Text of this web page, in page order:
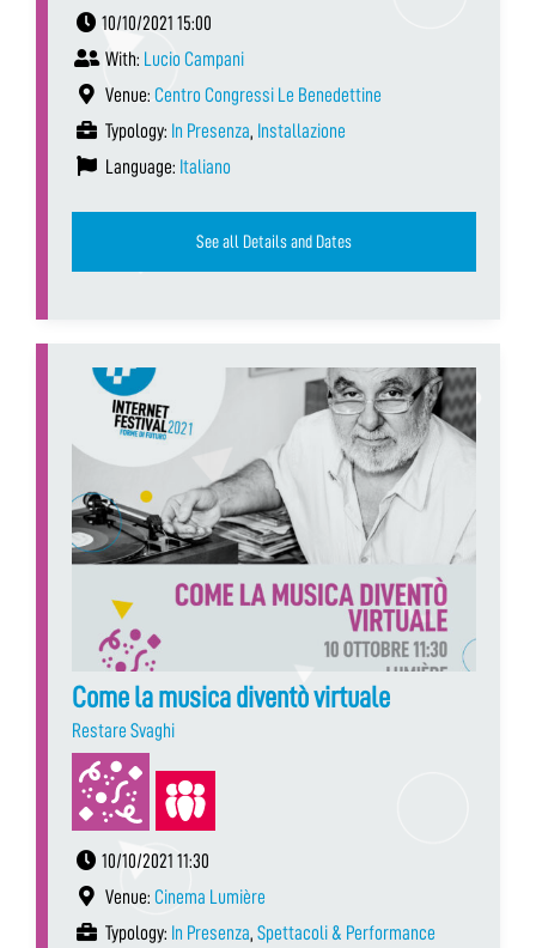
10/10/2021 15:00
With: Lucio Campani
Venue: Centro Congressi Le Benedettine
Typology: In Presenza, Installazione
Language: Italiano
See all Details and Dates
Come la musica diventò virtuale
Restare Svaghi
10/10/2021 11:30
Venue: Cinema Lumière
Typology: In Presenza, Spettacoli & Performance